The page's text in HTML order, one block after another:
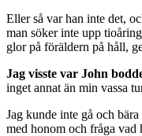
Eller så var han inte det,
man söker inte upp
glor på föräldern på håll,
Jag visste var John
inget annat än min vassa
Jag kunde inte gå och
med honom och fråga vad